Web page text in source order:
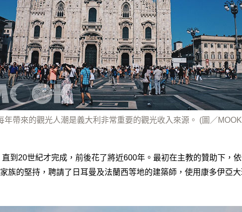
年帶來的觀光人潮是義大利非常重要的觀光收入來源。 (圖／
到20世紀才完成，前後花了將近600年。最初在主教的贊助下，
族的堅持，聘請了日耳曼及法蘭西等地的建築師，使用康多伊亞